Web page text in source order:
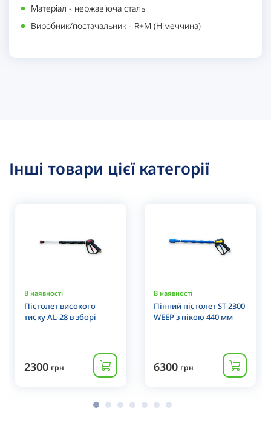
Матеріал - нержавіюча сталь
Виробник/постачальник - R+M (Німеччина)
Інші товари цієї категорії
В наявності
Пістолет високого
тиску AL-28 в зборі
2300 грн
В наявності
Пінний пістолет ST-2300
WEEP з пікою 440 мм
6300 грн